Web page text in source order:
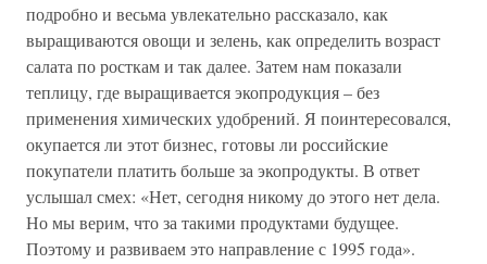
подробно и весьма увлекательно рассказало, как
выращиваются овощи и зелень, как определить возраст
салата по росткам и так далее. Затем нам показали
теплицу, где выращивается экопродукция – без
применения химических удобрений. Я поинтересовался,
окупается ли этот бизнес, готовы ли российские
покупатели платить больше за экопродукты. В ответ
услышал смех: «Нет, сегодня никому до этого нет дела.
Но мы верим, что за такими продуктами будущее.
Поэтому и развиваем это направление с 1995 года».